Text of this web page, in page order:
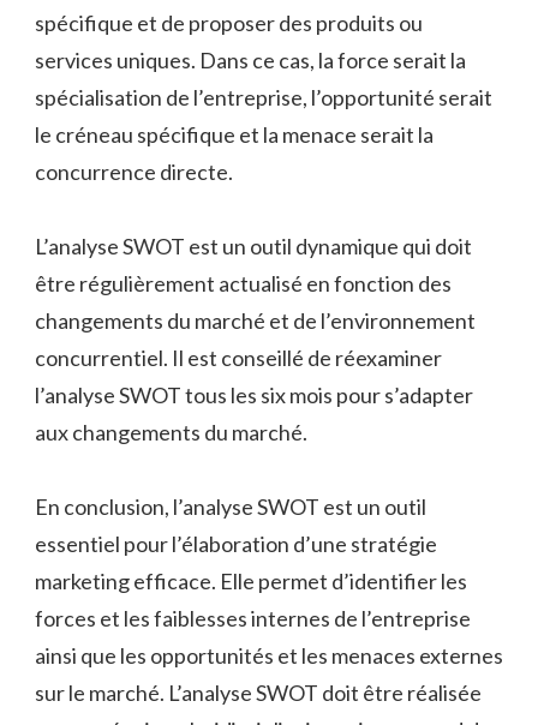
spécifique et de proposer des produits ou
services uniques. Dans ce cas, la force serait la
spécialisation de l’entreprise, l’opportunité serait
le créneau spécifique et la menace serait la
concurrence directe.
L’analyse SWOT est un outil dynamique qui doit
être régulièrement actualisé en fonction des
changements du marché et de l’environnement
concurrentiel. Il est conseillé de réexaminer
l’analyse SWOT tous les six mois pour s’adapter
aux changements du marché.
En conclusion, l’analyse SWOT est un outil
essentiel pour l’élaboration d’une stratégie
marketing efficace. Elle permet d’identifier les
forces et les faiblesses internes de l’entreprise
ainsi que les opportunités et les menaces externes
sur le marché. L’analyse SWOT doit être réalisée